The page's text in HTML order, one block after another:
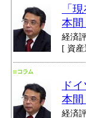
「
本間
経済
[ 資
ド
本間
経済